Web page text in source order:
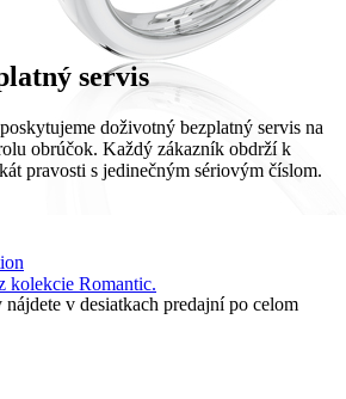
kolekcie Romantic.
servis
doživotný bezplatný servis na
obrúčok. Každý zákazník obdrží k
pravosti s jedinečným sériovým číslom.
v desiatkach predajní po celom